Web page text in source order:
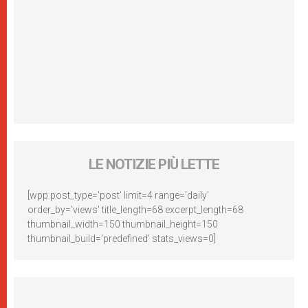
LE NOTIZIE PIÙ LETTE
[wpp post_type='post' limit=4 range='daily'
order_by='views' title_length=68 excerpt_length=68
thumbnail_width=150 thumbnail_height=150
thumbnail_build='predefined' stats_views=0]